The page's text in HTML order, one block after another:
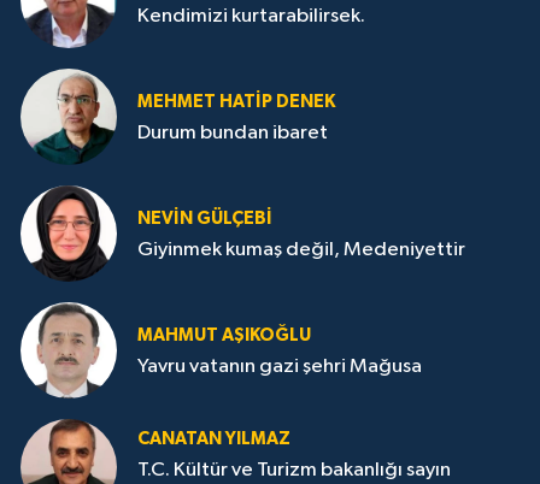
Kendimizi kurtarabilirsek.
MEHMET HATİP DENEK
Durum bundan ibaret
NEVİN GÜLÇEBİ
Giyinmek kumaş değil, Medeniyettir
MAHMUT AŞIKOĞLU
Yavru vatanın gazi şehri Mağusa
CANATAN YILMAZ
T.C. Kültür ve Turizm bakanlığı sayın